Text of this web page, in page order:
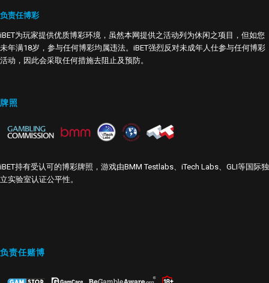
负责任博彩
iBET为玩家提供优质博彩环境，虽然本网提供之活动列为休闲之项目，但如您
未年满18岁，参与任何博彩均属违法。iBET强烈反对未成年人仕参与任何博彩
活动，因此会采取任何措施去阻止及预防。
牌照
iBET持有受认可的博彩牌照，游戏由BMM Testlabs、iTech Labs、GLI等国际独
立实验室认证公平性。
负责任赌博